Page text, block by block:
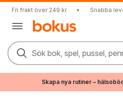
Fri frakt över 249 kr • Snabba
Sök bok, spel, pussel,
Skapa nya rutiner –